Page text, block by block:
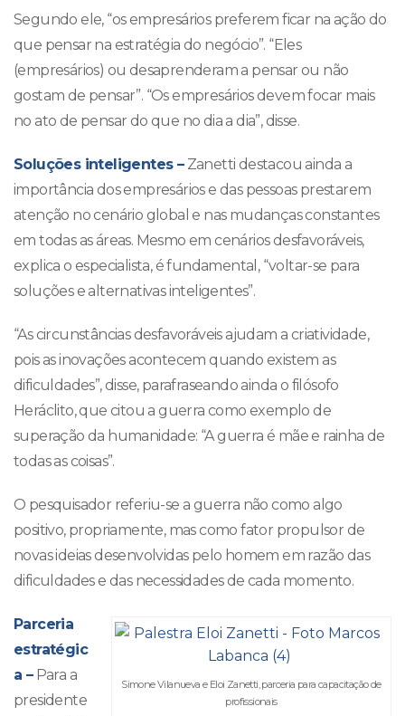
Segundo ele, “os empresários preferem ficar na ação do
que pensar na estratégia do negócio”. “Eles
(empresários) ou desaprenderam a pensar ou não
gostam de pensar”. “Os empresários devem focar mais
no ato de pensar do que no dia a dia”, disse.
Soluções inteligentes –Zanetti destacou ainda a
importância dos empresários e das pessoas prestarem
atenção no cenário global e nas mudanças constantes
em todas as áreas. Mesmo em cenários desfavoráveis,
explica o especialista, é fundamental, “voltar-se para
soluções e alternativas inteligentes”.
“As circunstâncias desfavoráveis ajudam a criatividade,
pois as inovações acontecem quando existem as
dificuldades”, disse, parafraseando ainda o filósofo
Heráclito, que citou a guerra como exemplo de
superação da humanidade: “A guerra é mãe e rainha de
todas as coisas”.
O pesquisador referiu-se a guerra não como algo
positivo, propriamente, mas como fator propulsor de
novas ideias desenvolvidas pelo homem em razão das
dificuldades e das necessidades de cada momento.
Simone Vilanueva e Eloi Zanetti, parceria para capacitação de
profissionais
Parceria
estratégic
a –Para a
presidente